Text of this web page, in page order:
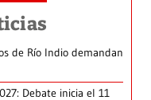
de Río Indio demandan
Debate inicia el 11